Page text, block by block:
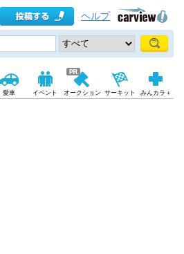
ヘルプ
愛車 イベント オークション サーキット みんカラ＋